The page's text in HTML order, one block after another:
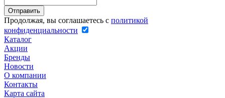
Продолжая, вы соглашаетесь с политикой
конфиденциальности
Каталог
Акции
Бренды
Новости
О компании
Контакты
Карта сайта